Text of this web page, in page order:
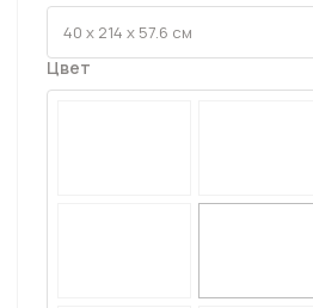
Цвет